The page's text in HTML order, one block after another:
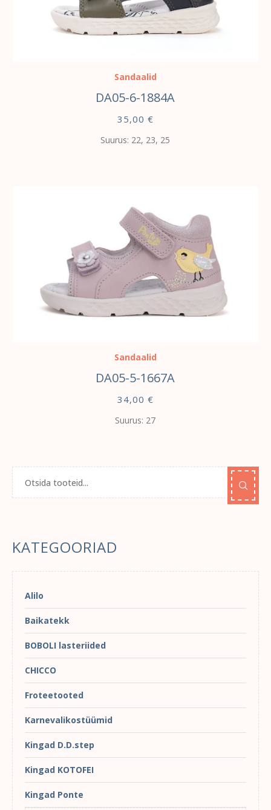
Sandaalid
DA05-6-1884A
35,00 €
Suurus: 22, 23, 25
Sandaalid
DA05-5-1667A
34,00 €
Suurus: 27
KATEGOORIAD
Alilo
Baikatekk
BOBOLI lasteriided
CHICCO
Froteetooted
Karnevalikostüümid
Kingad D.D.step
Kingad KOTOFEI
Kingad Ponte